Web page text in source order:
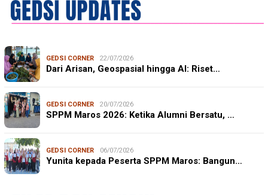
GEDSI CORNER 22/07/2026
Dari Arisan, Geospasial hingga AI: Riset…
GEDSI CORNER 20/07/2026
SPPM Maros 2026: Ketika Alumni Bersatu, …
GEDSI CORNER 06/07/2026
Yunita kepada Peserta SPPM Maros: Bangun…